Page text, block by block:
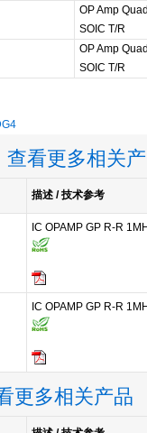
OP Amp
SOIC T/R
OP Amp
SOIC T/R
查看更多相关
描述 / 技术参考
IC OPAMP GP R-R
IC OPAMP GP R-R
更多相关产品